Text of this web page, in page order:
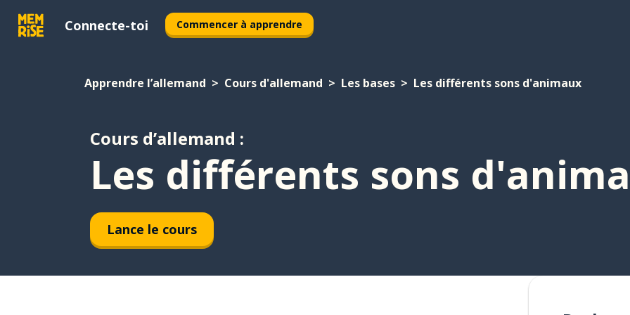
Connecte-toi Commencer à apprendre
Apprendre l’allemand Cours d'allemand Les bases Les différents sons d'animaux
Cours d’allemand :
Les différents sons
Lance le cours